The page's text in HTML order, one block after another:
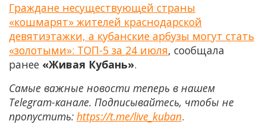
Граждане несуществующей страны
«кошмарят» жителей краснодарской
девятиэтажки, а кубанские арбузы могут стать
«золотыми»: ТОП-5 за 24 июля, сообщала
ранее «Живая Кубань».
Самые важные новости теперь в нашем
Telegram-канале. Подписывайтесь, чтобы не
пропустить: https://t.me/live_kuban.